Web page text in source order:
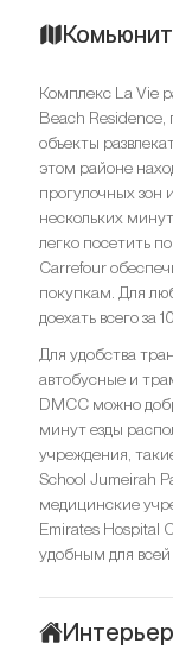
Комплекс La Vie
Beach Residence,
объекты
этом районе
прогулочных зон
нескольких
легко посетить
Carrefour
покупкам. Для
доехать всего за
Для удобства
автобусные и
DMCC можно
минут езды
учреждения,
School Jumeirah
медицинские
Emirates Hospital
удобным для всей
Интерьер